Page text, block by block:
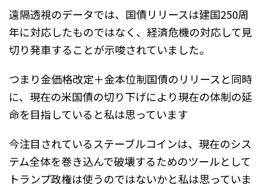
遠隔透視のデータでは、国債リリースは建国250周
年に対応したものではなく、経済危機の対応して見
切り発車することが示唆されていました。
つまり金価格改定＋金本位制国債のリリースと同時
に、現在の米国債の切り下げにより現在の体制の延
命を目指していると私は思っています
今注目されているステーブルコインは、現在のシス
テム全体を巻き込んで破壊するためのツールとして
トランプ政権は使うのではないかと私は思っていま